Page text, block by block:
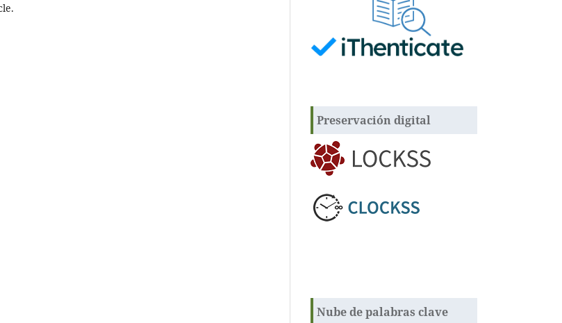
Preservación digital
Nube de palabras clave